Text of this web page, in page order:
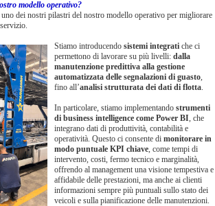
modello operativo?
dei nostri pilastri del nostro modello operativo per migliorare
Stiamo introducendo sistemi integrati che ci
permettono di lavorare su più livelli:dalla
manutenzione predittiva alla gestione
automatizzata delle segnalazioni di guasto,
fino all’analisi strutturata dei dati di flotta.
In particolare, stiamo implementandostrumenti
di business intelligence come Power BI, che
integrano dati di produttività, contabilità e
operatività. Questo ci consente di monitorare in
modo puntuale KPI chiave, come tempi di
intervento, costi, fermo tecnico e marginalità,
offrendo al management una visione tempestiva e
affidabile delle prestazioni, ma anche ai clienti
informazioni sempre più puntuali sullo stato dei
veicoli e sulla pianificazione delle manutenzioni.